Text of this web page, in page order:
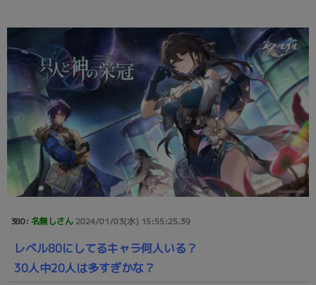
380: 名無しさん2024/01/03(水) 15:55:25.39
レベル80にしてるキャラ何人いる？
30人中20人は多すぎかな？